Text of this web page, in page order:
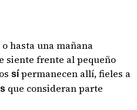
hasta una mañana
siente frente al pequeño
sípermanecen allí, fieles a
que consideran parte